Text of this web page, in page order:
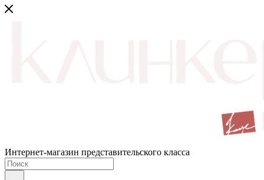
Интернет-магазин представительского класса